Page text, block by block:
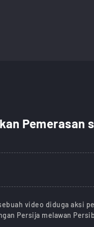
Pemerasan
video diduga aksi
Persija melawan